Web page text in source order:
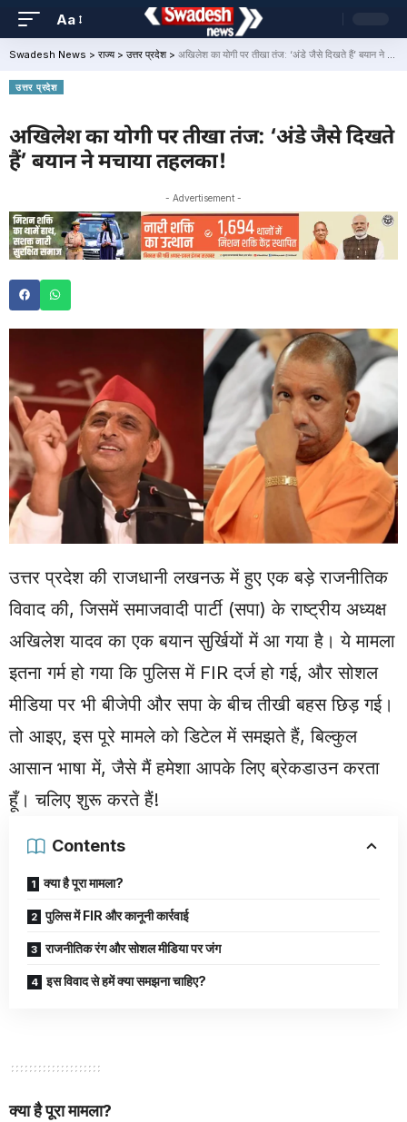
Aa
Swadesh News > राज्य> उत्तर प्रदेश> अखिलेश का योगी पर तीखा तंज: ‘अंडे जैसे दिखते हैं’ बयान ने मचाया तहलका!
उत्तर प्रदेश
अखिलेश का योगी पर तीखा तंज: ‘अंडे जैसे दिखते
हैं’ बयान ने मचाया तहलका!
- Advertisement -
उत्तर प्रदेश की राजधानी लखनऊ में हुए एक बड़े राजनीतिक
विवाद की, जिसमें समाजवादी पार्टी (सपा) के राष्ट्रीय अध्यक्ष
अखिलेश यादव का एक बयान सुर्खियों में आ गया है। ये मामला
इतना गर्म हो गया कि पुलिस में FIR दर्ज हो गई, और सोशल
मीडिया पर भी बीजेपी और सपा के बीच तीखी बहस छिड़ गई।
तो आइए, इस पूरे मामले को डिटेल में समझते हैं, बिल्कुल
आसान भाषा में, जैसे मैं हमेशा आपके लिए ब्रेकडाउन करता
हूँ। चलिए शुरू करते हैं!
Contents
क्या है पूरा मामला?
पुलिस में FIR और कानूनी कार्रवाई
राजनीतिक रंग और सोशल मीडिया पर जंग
इस विवाद से हमें क्या समझना चाहिए?
क्या है पूरा मामला?